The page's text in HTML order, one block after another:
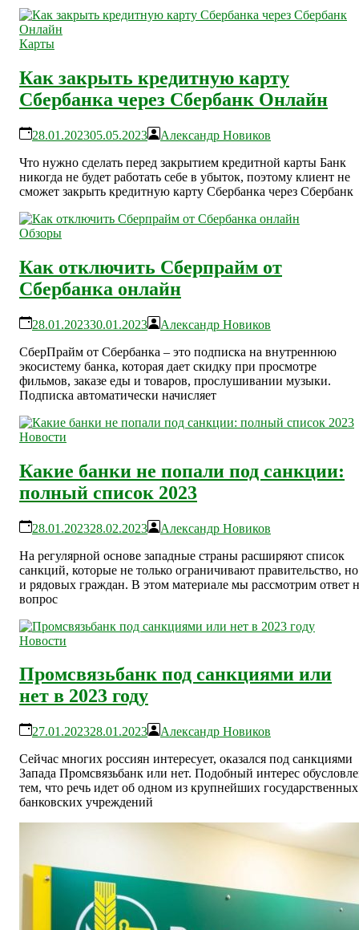
Карты
Как закрыть кредитную карту
Сбербанка через Сбербанк Онлайн
28.01.202305.05.2023
Александр Новиков
Что нужно сделать перед закрытием кредитной карты Банк
никогда не будет работать себе в убыток, поэтому клиент не
сможет закрыть кредитную карту Сбербанка через Сбербанк
Обзоры
Как отключить Сберпрайм от
Сбербанка онлайн
28.01.202330.01.2023
Александр Новиков
СберПрайм от Сбербанка – это подписка на внутреннюю
экосистему банка, которая дает скидку при просмотре
фильмов, заказе еды и товаров, прослушивании музыки.
Подписка автоматически начисляет
Новости
Какие банки не попали под санкции:
полный список 2023
28.01.202328.02.2023
Александр Новиков
На регулярной основе западные страны расширяют список
санкций, которые не только ограничивают правительство, но
и рядовых граждан. В этом материале мы рассмотрим ответ
вопрос
Новости
Промсвязьбанк под санкциями или
нет в 2023 году
27.01.202328.01.2023
Александр Новиков
Сейчас многих россиян интересует, оказался под санкциями
Запада Промсвязьбанк или нет. Подобный интерес
тем, что речь идет об одном из крупнейших государственных
банковских учреждений